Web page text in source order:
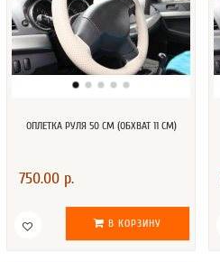
ОПЛЕТКА РУЛЯ 50 СМ (ОБХВАТ 11 СМ)
750.00 р.
В КОРЗИНУ